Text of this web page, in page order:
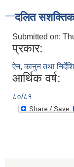
दलित
Submitted on:
प्रकार:
ऐन, कानुन तथा
आर्थिक वर्ष:
८०/८१